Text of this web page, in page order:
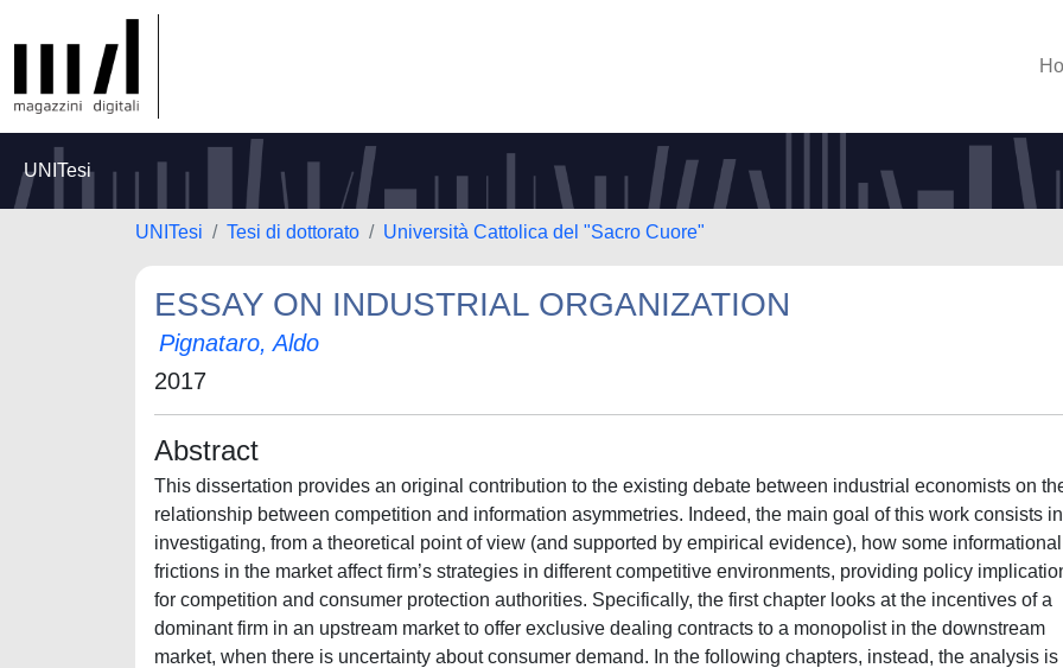
UNITesi
UNITesi Tesi di dottorato Università Cattolica del "Sacro Cuore"
ESSAY ON INDUSTRIAL ORGANIZATION
Pignataro, Aldo
2017
Abstract
This dissertation provides an original contribution to the existing debate between industrial economists on
relationship between competition and information asymmetries. Indeed, the main goal of this work consists in
investigating, from a theoretical point of view (and supported by empirical evidence), how some informational
frictions in the market affect firm’s strategies in different competitive environments, providing policy
for competition and consumer protection authorities. Specifically, the first chapter looks at the incentives of a
dominant firm in an upstream market to offer exclusive dealing contracts to a monopolist in the downstream
market, when there is uncertainty about consumer demand. In the following chapters, instead, the analysis is